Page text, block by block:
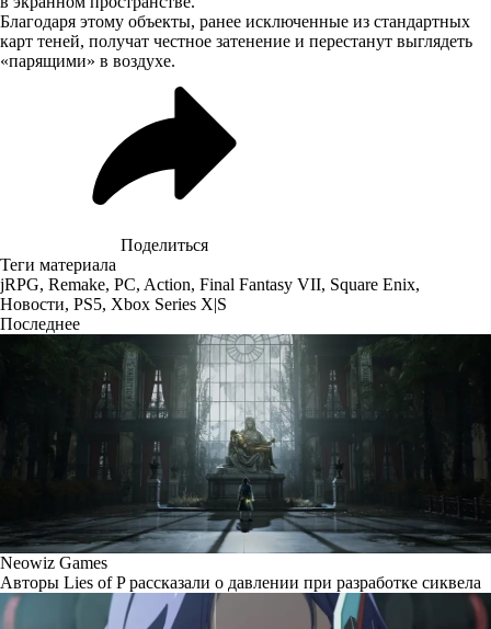
Благодаря этому объекты, ранее исключенные из стандартных
карт теней, получат честное затенение и перестанут выглядеть
«парящими» в воздухе.
Поделиться
Теги материала
jRPG, Remake, PC, Action, Final Fantasy VII, Square Enix,
Новости, PS5, Xbox Series X|S
Последнее
Neowiz Games
Авторы Lies of P рассказали о давлении при разработке сиквела